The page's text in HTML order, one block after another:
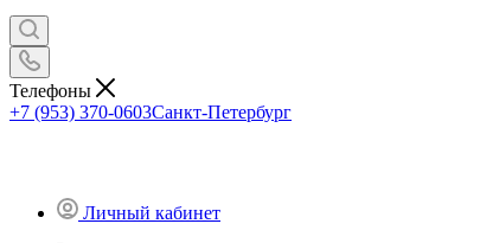
Телефоны
+7 (953) 370-0603Санкт-Петербург
Личный кабинет